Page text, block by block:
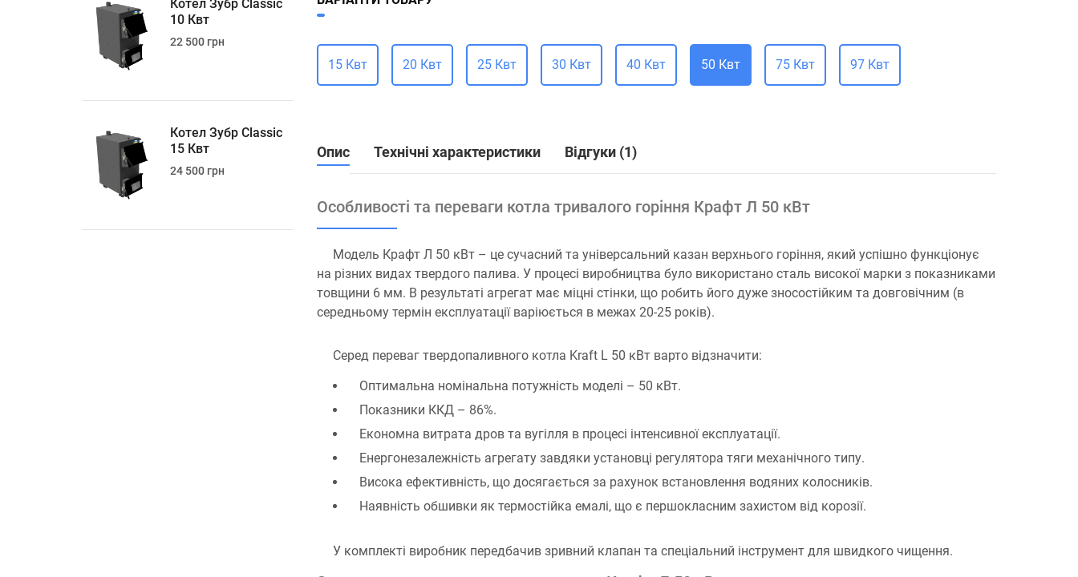
Котел Зубр Classic
10 Квт
22 500 грн
Котел Зубр Classic
15 Квт
24 500 грн
15 Квт 20 Квт 25 Квт 30 Квт 40 Квт 50 Квт 75 Квт 97 Квт
Опис Технічні характеристики Відгуки (1)
Особливості та переваги котла тривалого горіння Крафт Л 50 кВт
Модель Крафт Л 50 кВт – це сучасний та універсальний казан верхнього горіння, який успішно функціонує
на різних видах твердого палива. У процесі виробництва було використано сталь високої марки з показниками
товщини 6 мм. В результаті агрегат має міцні стінки, що робить його дуже зносостійким та довговічним (в
середньому термін експлуатації варіюється в межах 20-25 років).
Серед переваг твердопаливного котла Kraft L 50 кВт варто відзначити:
Оптимальна номінальна потужність моделі – 50 кВт.
Показники ККД – 86%.
Економна витрата дров та вугілля в процесі інтенсивної експлуатації.
Енергонезалежність агрегату завдяки установці регулятора тяги механічного типу.
Висока ефективність, що досягається за рахунок встановлення водяних колосників.
Наявність обшивки як термостійка емалі, що є першокласним захистом від корозії.
У комплекті виробник передбачив зривний клапан та спеціальний інструмент для швидкого чищення.